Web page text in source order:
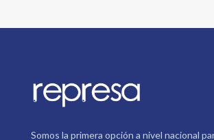
Somos la primera opción a nivel nacional